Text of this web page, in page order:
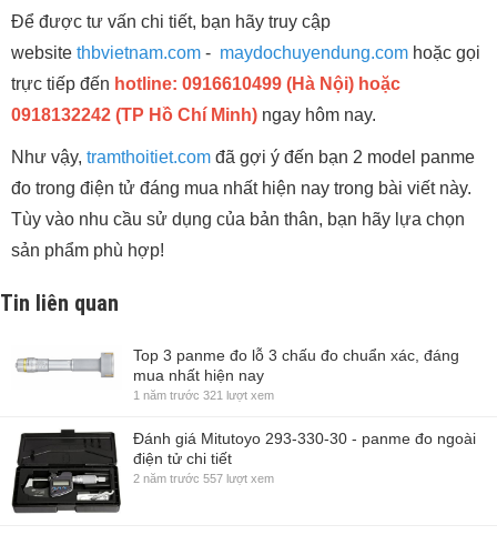
Để được tư vấn chi tiết, bạn hãy truy cập
website thbvietnam.com - maydochuyendung.com hoặc gọi
trực tiếp đến hotline: 0916610499 (Hà Nội) hoặc
0918132242 (TP Hồ Chí Minh) ngay hôm nay.
Như vậy, tramthoitiet.com đã gợi ý đến bạn 2 model panme
đo trong điện tử đáng mua nhất hiện nay trong bài viết này.
Tùy vào nhu cầu sử dụng của bản thân, bạn hãy lựa chọn
sản phẩm phù hợp!
Tin liên quan
Top 3 panme đo lỗ 3 chấu đo chuẩn xác, đáng
mua nhất hiện nay
1 năm trước 321 lượt xem
Đánh giá Mitutoyo 293-330-30 - panme đo ngoài
điện tử chi tiết
2 năm trước 557 lượt xem